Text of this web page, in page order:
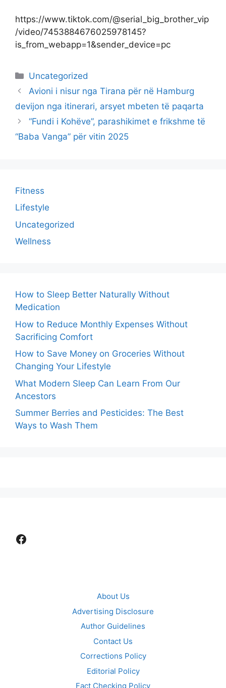
https://www.tiktok.com/@serial_big_brother_vip
/video/7453884676025978145?
is_from_webapp=1&sender_device=pc
Categories
Uncategorized
Avioni i nisur nga Tirana për në Hamburg
devijon nga itinerari, arsyet mbeten të paqarta
“Fundi i Kohëve”, parashikimet e frikshme të
“Baba Vanga” për vitin 2025
Fitness
Lifestyle
Uncategorized
Wellness
How to Sleep Better Naturally Without
Medication
How to Reduce Monthly Expenses Without
Sacrificing Comfort
How to Save Money on Groceries Without
Changing Your Lifestyle
What Modern Sleep Can Learn From Our
Ancestors
Summer Berries and Pesticides: The Best
Ways to Wash Them
Facebook
About Us
Advertising Disclosure
Author Guidelines
Contact Us
Corrections Policy
Editorial Policy
Fact Checking Policy